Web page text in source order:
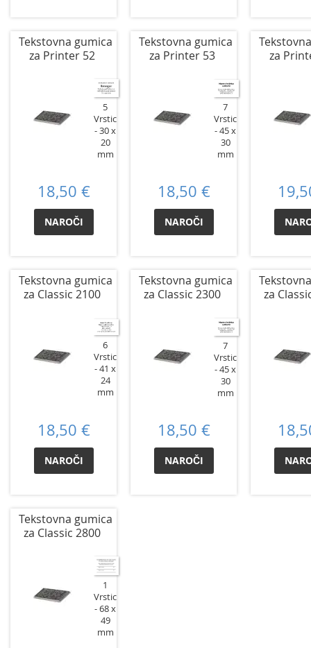
Tekstovna gumica
za Printer 52
5
Vrstic
30 x
20
mm
18,50 €
NAROČI
Tekstovna gumica
za Printer 53
7
Vrstic
45 x
30
mm
18,50 €
NAROČI
za
Tekstovna gumica
za Classic 2100
6
Vrstic
41 x
24
mm
18,50 €
NAROČI
Tekstovna gumica
za Classic 2300
7
Vrstic
45 x
30
mm
18,50 €
NAROČI
za
Tekstovna gumica
za Classic 2800
1
Vrstic
68 x
49
mm